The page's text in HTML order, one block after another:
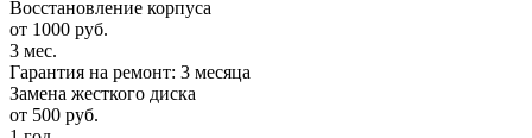
Восстановление корпуса
от 1000 руб.
3 мес.
Гарантия на ремонт: 3 месяца
Замена жесткого диска
от 500 руб.